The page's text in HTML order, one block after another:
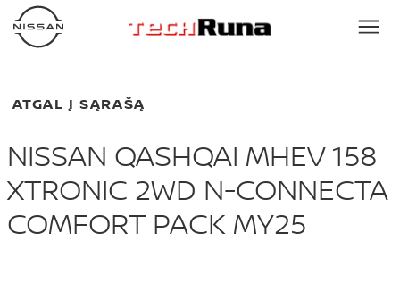
ATGAL Į SĄRAŠĄ
NISSAN QASHQAI MHEV 158
XTRONIC 2WD N-CONNECTA
COMFORT PACK MY25